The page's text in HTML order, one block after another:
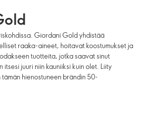
Giordani Gold yhdistää
raaka-aineet, hoitavat koostumukset ja
tuotteita, jotka saavat sinut
juuri niin kauniiksi kuin olet. Liity
tämän hienostuneen brändin 50-